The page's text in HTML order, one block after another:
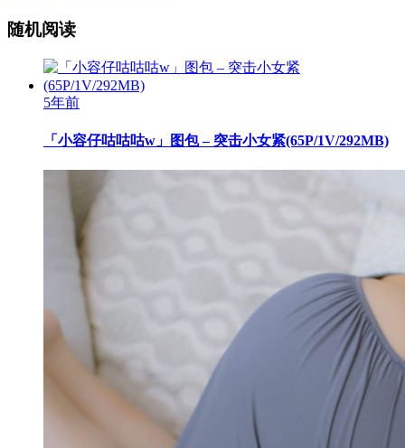
随机阅读
5年前
「小容仔咕咕咕w」图包 – 突击小女紧(65P/1V/292MB)